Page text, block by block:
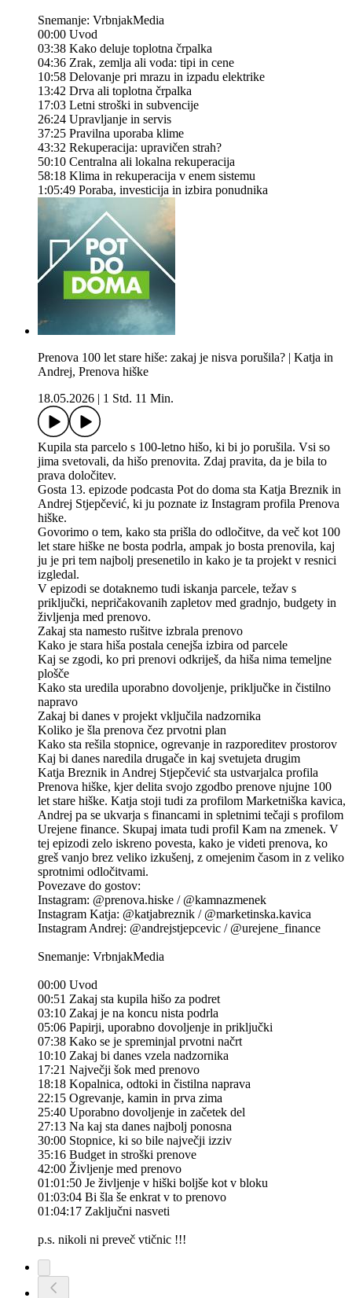
Snemanje: VrbnjakMedia
00:00 Uvod
03:38 Kako deluje toplotna črpalka
04:36 Zrak, zemlja ali voda: tipi in cene
10:58 Delovanje pri mrazu in izpadu elektrike
13:42 Drva ali toplotna črpalka
17:03 Letni stroški in subvencije
26:24 Upravljanje in servis
37:25 Pravilna uporaba klime
43:32 Rekuperacija: upravičen strah?
50:10 Centralna ali lokalna rekuperacija
58:18 Klima in rekuperacija v enem sistemu
1:05:49 Poraba, investicija in izbira ponudnika
Prenova 100 let stare hiše: zakaj je nisva porušila? | Katja in
Andrej, Prenova hiške
18.05.2026
1 Std. 11 Min.
Kupila sta parcelo s 100-letno hišo, ki bi jo porušila. Vsi so
jima svetovali, da hišo prenovita. Zdaj pravita, da je bila to
prava določitev.
Gosta 13. epizode podcasta Pot do doma sta Katja Breznik in
Andrej Stjepčević, ki ju poznate iz Instagram profila Prenova
hiške.
Govorimo o tem, kako sta prišla do odločitve, da več kot 100
let stare hiške ne bosta podrla, ampak jo bosta prenovila, kaj
ju je pri tem najbolj presenetilo in kako je ta projekt v resnici
izgledal.
V epizodi se dotaknemo tudi iskanja parcele, težav s
priključki, nepričakovanih zapletov med gradnjo, budgety in
življenja med prenovo.
Zakaj sta namesto rušitve izbrala prenovo
Kako je stara hiša postala cenejša izbira od parcele
Kaj se zgodi, ko pri prenovi odkriješ, da hiša nima temeljne
plošče
Kako sta uredila uporabno dovoljenje, priključke in čistilno
napravo
Zakaj bi danes v projekt vključila nadzornika
Koliko je šla prenova čez prvotni plan
Kako sta rešila stopnice, ogrevanje in razporeditev prostorov
Kaj bi danes naredila drugače in kaj svetujeta drugim
Katja Breznik in Andrej Stjepčević sta ustvarjalca profila
Prenova hiške, kjer delita svojo zgodbo prenove njujne 100
let stare hiške. Katja stoji tudi za profilom Marketniška kavica,
Andrej pa se ukvarja s financami in spletnimi tečaji s profilom
Urejene finance. Skupaj imata tudi profil Kam na zmenek. V
tej epizodi zelo iskreno povesta, kako je videti prenova, ko
greš vanjo brez veliko izkušenj, z omejenim časom in z veliko
sprotnimi odločitvami.
Povezave do gostov:
Instagram: @prenova.hiske / @kamnazmenek
Instagram Katja: @katjabreznik / @marketinska.kavica
Instagram Andrej: @andrejstjepcevic / @urejene_finance
Snemanje: VrbnjakMedia
00:00 Uvod
00:51 Zakaj sta kupila hišo za podret
03:10 Zakaj je na koncu nista podrla
05:06 Papirji, uporabno dovoljenje in priključki
07:38 Kako se je spreminjal prvotni načrt
10:10 Zakaj bi danes vzela nadzornika
17:21 Največji šok med prenovo
18:18 Kopalnica, odtoki in čistilna naprava
22:15 Ogrevanje, kamin in prva zima
25:40 Uporabno dovoljenje in začetek del
27:13 Na kaj sta danes najbolj ponosna
30:00 Stopnice, ki so bile največji izziv
35:16 Budget in stroški prenove
42:00 Življenje med prenovo
01:01:50 Je življenje v hiški boljše kot v bloku
01:03:04 Bi šla še enkrat v to prenovo
01:04:17 Zaključni nasveti
p.s. nikoli ni preveč vtičnic !!!